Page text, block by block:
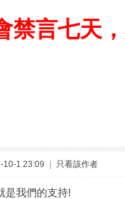
禁言七天
10-1 23:09 只看該作者
是我們的支持!